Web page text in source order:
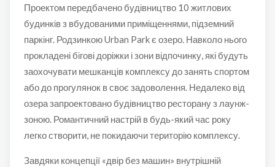
Проектом передбачено будівництво 10 житлових
будинків з вбудованими приміщеннями, підземний
паркінг. Родзинкою Urban Park є озеро. Навколо нього
прокладені бігові доріжки і зони відпочинку, які будуть
заохочувати мешканців комплексу до занять спортом
або до прогулянок в своє задоволення. Недалеко від
озера запроектовано будівництво ресторану з лаунж-
зоною. Романтичний настрій в будь-який час року
легко створити, не покидаючи територію комплексу.
Завдяки концепції «двір без машин» внутрішній